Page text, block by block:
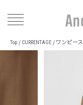
Top / CURRENTAGE / ワンピース